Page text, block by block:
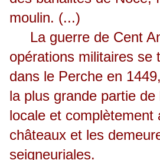
moulin. (...)
La guerre de Cent
opérations militaires se
dans le Perche en
la plus grande partie de
locale et complètement
châteaux et les
seigneuriales.